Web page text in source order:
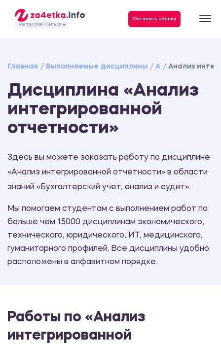
- МЫ ПОМОГАЕМ УЧИТЬСЯ ❤️
Оставить заявку
Главная Выполняемые дисциплины А Анализ
Дисциплина «Анализ
интегрированной
отчетности»
Здесь вы можете заказать работу по дисциплине
«Анализ интегрированной отчетности» в области
знаний «Бухгалтерский учет, анализ и аудит».
Мы помогаем студентам с выполнением работ по
больше чем 15000 дисциплинам экономического,
технического, юридического, ИТ, медицинского,
гуманитарного профилей. Все дисциплины удобно
расположены в алфавитном порядке.
Работы по «Анализ
интегрированной